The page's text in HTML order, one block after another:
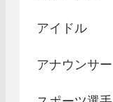
アイドル
アナウンサー